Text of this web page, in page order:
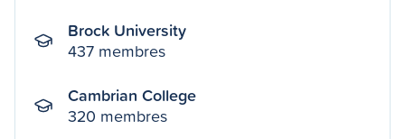
Brock University
437 membres
Cambrian College
320 membres